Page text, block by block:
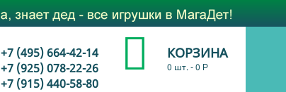
+7 (495) 664-42-14
+7 (925) 078-22-26
+7 (915) 440-58-80
КОРЗИНА
0 шт.-0 Р